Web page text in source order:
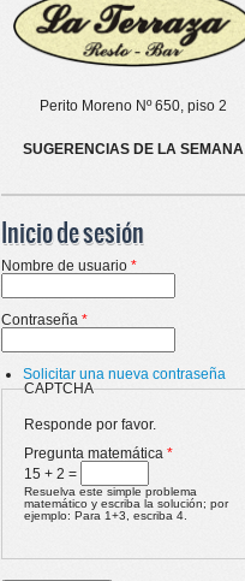
Perito Moreno Nº 650, piso 2
SUGERENCIAS DE LA SEMANA
Inicio de sesión
Nombre de usuario *
Contraseña *
Solicitar una nueva contraseña
CAPTCHA
Responde por favor.
Pregunta matemática *
15 + 2 =
Resuelva este simple problema
matemático y escriba la solución; por
ejemplo: Para 1+3, escriba 4.